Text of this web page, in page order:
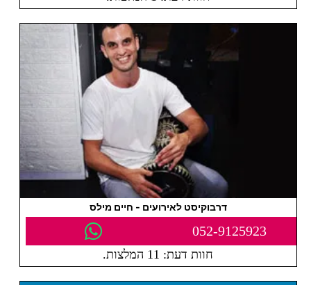
דרבוקיסט לאירועים - חיים מילס
052-9125923
חוות דעת: 11 המלצות.